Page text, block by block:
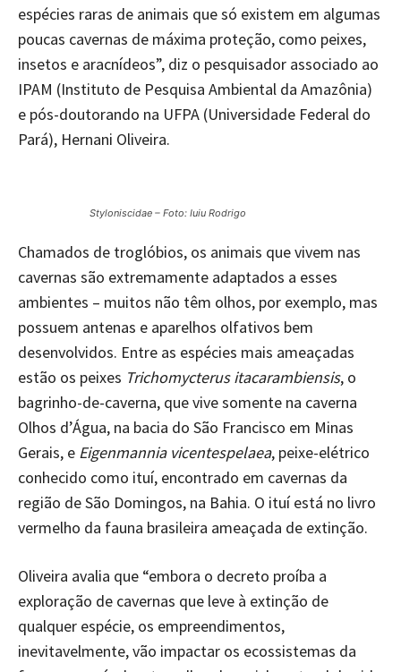
espécies raras de animais que só existem em algumas
poucas cavernas de máxima proteção, como peixes,
insetos e aracnídeos”, diz o pesquisador associado ao
IPAM (Instituto de Pesquisa Ambiental da Amazônia)
e pós-doutorando na UFPA (Universidade Federal do
Pará), Hernani Oliveira.
Styloniscidae – Foto: Iuiu Rodrigo
Chamados de troglóbios, os animais que vivem nas
cavernas são extremamente adaptados a esses
ambientes – muitos não têm olhos, por exemplo, mas
possuem antenas e aparelhos olfativos bem
desenvolvidos. Entre as espécies mais ameaçadas
estão os peixes Trichomycterus itacarambiensis, o
bagrinho-de-caverna, que vive somente na caverna
Olhos d’Água, na bacia do São Francisco em Minas
Gerais, e Eigenmannia vicentespelaea, peixe-elétrico
conhecido como ituí, encontrado em cavernas da
região de São Domingos, na Bahia. O ituí está no livro
vermelho da fauna brasileira ameaçada de extinção.
Oliveira avalia que “embora o decreto proíba a
exploração de cavernas que leve à extinção de
qualquer espécie, os empreendimentos,
inevitavelmente, vão impactar os ecossistemas da